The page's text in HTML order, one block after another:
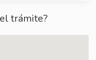
trámite?